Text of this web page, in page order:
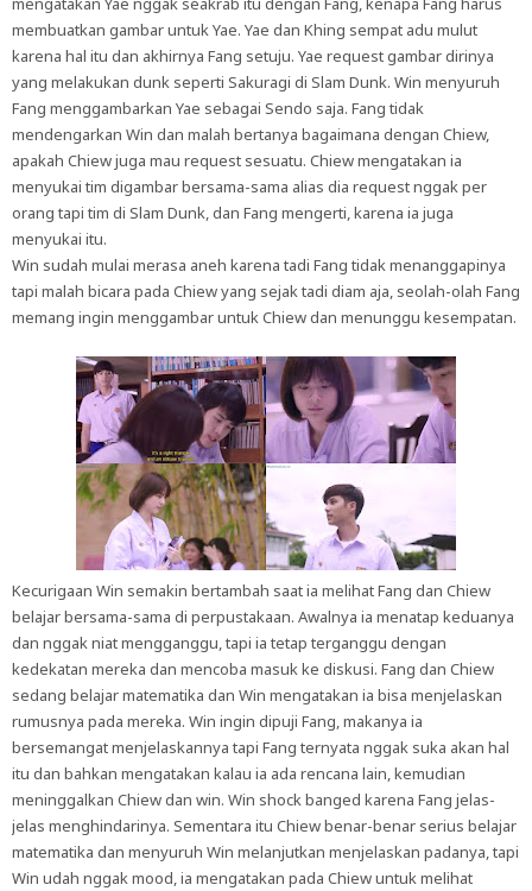
membuatkan gambar untuk Yae. Yae dan Khing sempat adu mulut
karena hal itu dan akhirnya Fang setuju. Yae request gambar dirinya
yang melakukan dunk seperti Sakuragi di Slam Dunk. Win menyuruh
Fang menggambarkan Yae sebagai Sendo saja. Fang tidak
mendengarkan Win dan malah bertanya bagaimana dengan Chiew,
apakah Chiew juga mau request sesuatu. Chiew mengatakan ia
menyukai tim digambar bersama-sama alias dia request nggak per
orang tapi tim di Slam Dunk, dan Fang mengerti, karena ia juga
menyukai itu.
Win sudah mulai merasa aneh karena tadi Fang tidak menanggapinya
tapi malah bicara pada Chiew yang sejak tadi diam aja, seolah-olah Fang
memang ingin menggambar untuk Chiew dan menunggu kesempatan.
Kecurigaan Win semakin bertambah saat ia melihat Fang dan Chiew
belajar bersama-sama di perpustakaan. Awalnya ia menatap keduanya
dan nggak niat mengganggu, tapi ia tetap terganggu dengan
kedekatan mereka dan mencoba masuk ke diskusi. Fang dan Chiew
sedang belajar matematika dan Win mengatakan ia bisa menjelaskan
rumusnya pada mereka. Win ingin dipuji Fang, makanya ia
bersemangat menjelaskannya tapi Fang ternyata nggak suka akan hal
itu dan bahkan mengatakan kalau ia ada rencana lain, kemudian
meninggalkan Chiew dan win. Win shock banged karena Fang jelas-
jelas menghindarinya. Sementara itu Chiew benar-benar serius belajar
matematika dan menyuruh Win melanjutkan menjelaskan padanya, tapi
Win udah nggak mood, ia mengatakan pada Chiew untuk melihat